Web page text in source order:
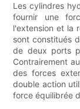
Les cylindres
fournir une
l'extension et la
sont constitués
de deux ports
Contrairement
des forces
double action
force équilibrée